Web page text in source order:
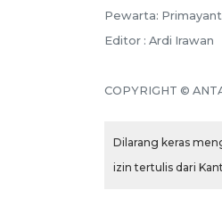
Pewarta:
Editor : Ardi Irawan
COPYRIGHT ©
Dilarang keras
izin tertulis dari